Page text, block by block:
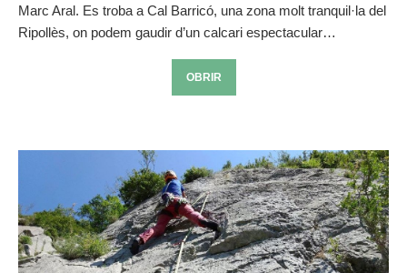
Marc Aral. Es troba a Cal Barricó, una zona molt tranquil·la del
Ripollès, on podem gaudir d’un calcari espectacular…
OBRIR